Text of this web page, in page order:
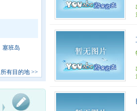
塞班岛
所有目的地 >>